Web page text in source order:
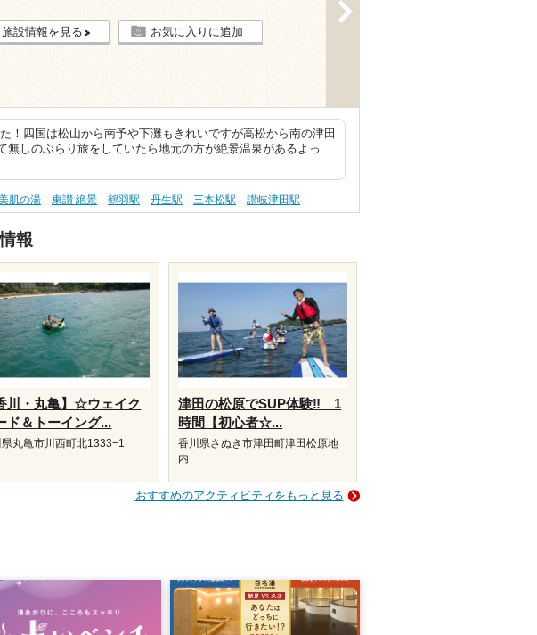
施設情報を見る お気に入りに追加
！四国は松山から南予や下灘もきれいですが高松から南の津田
無しのぶらり旅をしていたら地元の方が絶景温泉があるよっ
肌の湯 東讃 絶景 鶴羽駅 丹生駅 三本松駅 讃岐津田駅
報
川・丸亀】☆ウェイク
ド＆トーイング...
県丸亀市川西町北1333−1
津田の松原でSUP体験‼ 1
時間【初心者☆...
香川県さぬき市津田町津田松原地
内
おすすめのアクティビティをもっと見る